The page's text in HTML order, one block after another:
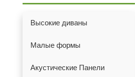
Высокие диваны
Малые формы
Акустические Панели